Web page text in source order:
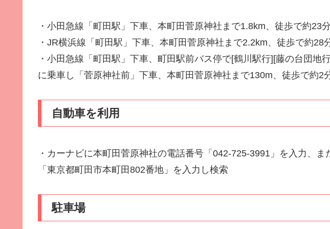
・小田急線「町田駅」下車、本町田菅原神社まで1.8km、徒歩で約23分
・JR横浜線「町田駅」下車、本町田菅原神社まで2.2km、徒歩で約28
・小田急線「町田駅」下車、町田駅前バス停で[鶴川駅行][藤の台団地
に乗車し「菅原神社前」下車、本町田菅原神社まで130m、徒歩で約2
自動車を利用
・カーナビに本町田菅原神社の電話番号「042-725-3991」を入力、
「東京都町田市本町田802番地」を入力し検索
駐車場